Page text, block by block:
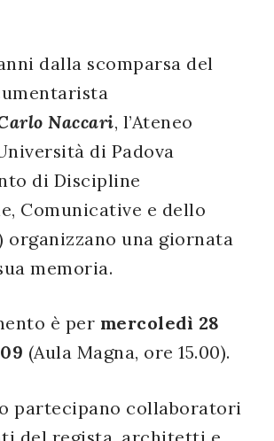
dalla scomparsa del
Naccari, l’Ateneo
di Padova
di Discipline
Comunicative e dello
organizzano una giornata
memoria.
è per mercoledì 28
(Aula Magna, ore 15.00).
partecipano collaboratori